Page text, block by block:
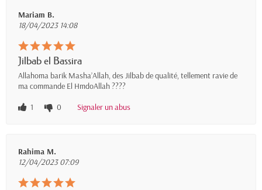
Mariam B.
18/04/2023 14:08
Jilbab el Bassira
Allahoma barik Masha’Allah, des Jilbab de qualité, tellement ravie de
ma commande El HmdoAllah ????
1
0 Signaler un abus
Rahima M.
12/04/2023 07:09